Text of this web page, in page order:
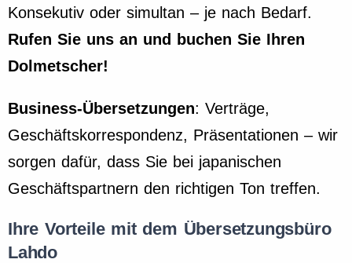
Konsekutiv oder simultan – je nach Bedarf.
Rufen Sie uns an und buchen Sie Ihren
Dolmetscher!
Business-Übersetzungen: Verträge,
Geschäftskorrespondenz, Präsentationen – wir
sorgen dafür, dass Sie bei japanischen
Geschäftspartnern den richtigen Ton treffen.
Ihre Vorteile mit dem Übersetzungsbüro
Lahdo